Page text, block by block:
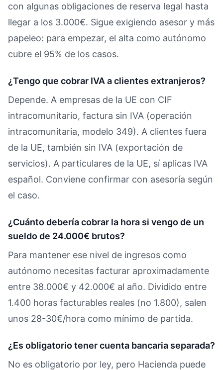
con algunas obligaciones de reserva legal hasta
llegar a los 3.000€. Sigue exigiendo asesor y más
papeleo: para empezar, el alta como autónomo
cubre el 95% de los casos.
¿Tengo que cobrar IVA a clientes extranjeros?
Depende. A empresas de la UE con CIF
intracomunitario, factura sin IVA (operación
intracomunitaria, modelo 349). A clientes fuera
de la UE, también sin IVA (exportación de
servicios). A particulares de la UE, sí aplicas IVA
español. Conviene confirmar con asesoría según
el caso.
¿Cuánto debería cobrar la hora si vengo de un
sueldo de 24.000€ brutos?
Para mantener ese nivel de ingresos como
autónomo necesitas facturar aproximadamente
entre 38.000€ y 42.000€ al año. Dividido entre
1.400 horas facturables reales (no 1.800), salen
unos 28-30€/hora como mínimo de partida.
¿Es obligatorio tener cuenta bancaria separada?
No es obligatorio por ley, pero Hacienda puede